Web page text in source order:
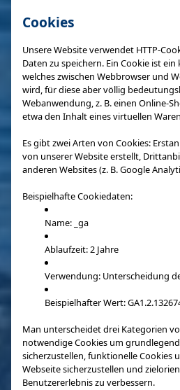
Cookies
Unsere Website verwendet HTTP-
Daten zu speichern. Ein Cookie ist
welches zwischen Webbrowser und
wird, für diese aber völlig
Webanwendung, z. B. einen Online-
etwa den Inhalt eines virtuellen
Es gibt zwei Arten von Cookies:
von unserer Website erstellt,
anderen Websites (z. B. Google
Beispielhafte Cookiedaten:
Name: _ga
Ablaufzeit: 2 Jahre
Verwendung: Unterscheidung
Beispielhafter Wert:
Man unterscheidet drei Kategorien
notwendige Cookies um
sicherzustellen, funktionelle Cookies
Webseite sicherzustellen und
Benutzererlebnis zu verbessern.